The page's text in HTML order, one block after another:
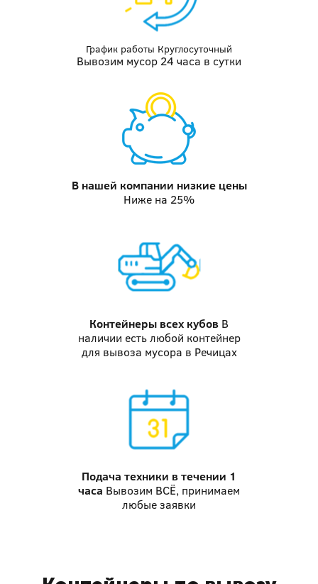
График работы Круглосуточный
Вывозим мусор 24 часа в сутки
В нашей компании низкие цены
Ниже на 25%
Контейнеры всех кубов В
наличии есть любой контейнер
для вывоза мусора в Речицах
Подача техники в течении 1
часа Вывозим ВСЁ, принимаем
любые заявки